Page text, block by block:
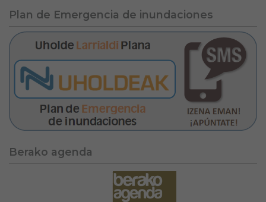
Plan de Emergencia de inundaciones
Berako agenda